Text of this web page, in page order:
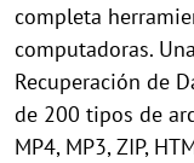
completa
computadoras.
Recuperación de
de 200 tipos de
MP4, MP3, ZIP,